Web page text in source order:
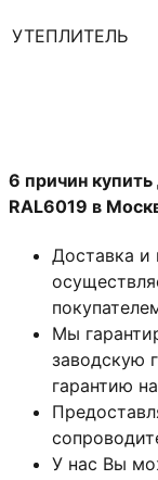
УТЕПЛИТЕЛЬ
6 причин
RAL6019 в
Доставка и
Мы
заводскую
гарантию
У нас Вы